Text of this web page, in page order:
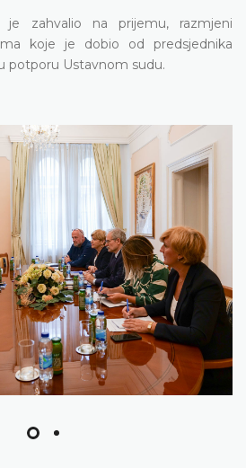
je zahvalio na prijemu, razmjeni
koje je dobio od predsjednika
potporu Ustavnom sudu.